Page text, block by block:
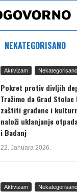
NEKATEGORISANO
Aktivizam Nekategorisano
Pokret protiv divljih
Tražimo da Grad
zaštiti građane i
naloži uklanjanje
i Badanj
22. Januara 2026.
Aktivizam Nekategorisano